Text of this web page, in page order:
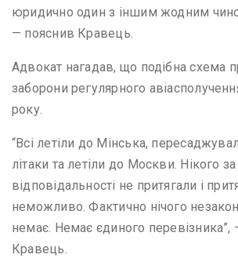
юридично один з іншим жодним
— пояснив Кравець.
Адвокат нагадав, що подібна схема
заборони регулярного
року.
“Всі летіли до Мінська,
літаки та летіли до Москви. Нікого
відповідальності не притягали і
неможливо. Фактично нічого
немає. Немає єдиного перевізника”,
Кравець.